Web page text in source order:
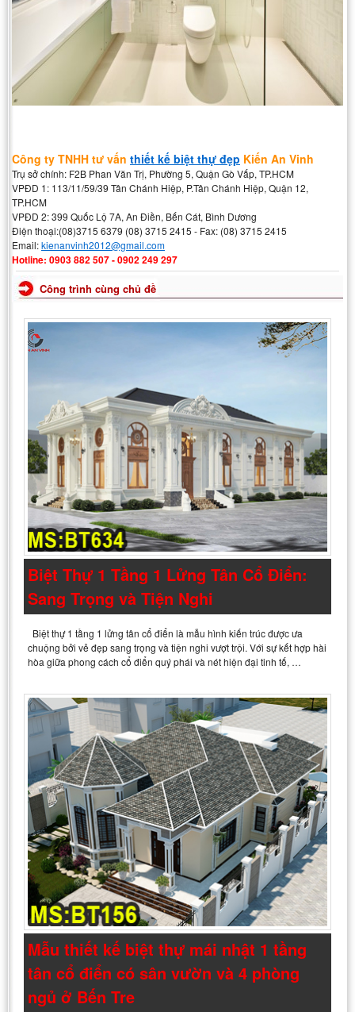
Công ty TNHH tư vấn thiết kế biệt thự đẹp Kiến An Vinh
Trụ sở chính: F2B Phan Văn Trị, Phường 5, Quận Gò Vấp, TP.HCM
VPĐD 1: 113/11/59/39 Tân Chánh Hiệp, P.Tân Chánh Hiệp, Quận 12,
TP.HCM
VPĐD 2: 399 Quốc Lộ 7A, An Điền, Bến Cát, Bình Dương
Điện thoại:(08)3715 6379 (08) 3715 2415 - Fax: (08) 3715 2415
Email:kienanvinh2012@gmail.com
Hotline: 0903 882 507 - 0902 249 297
Công trình cùng chủ đề
Biệt Thự 1 Tầng 1 Lửng Tân Cổ Điển:
Sang Trọng và Tiện Nghi
Biệt thự 1 tầng 1 lửng tân cổ điển là mẫu hình kiến trúc được ưa
chuộng bởi vẻ đẹp sang trọng và tiện nghi vượt trội. Với sự kết hợp hài
hòa giữa phong cách cổ điển quý phái và nét hiện đại tinh tế, …
Mẫu thiết kế biệt thự mái nhật 1 tầng
tân cổ điển có sân vườn và 4 phòng
ngủ ở Bến Tre